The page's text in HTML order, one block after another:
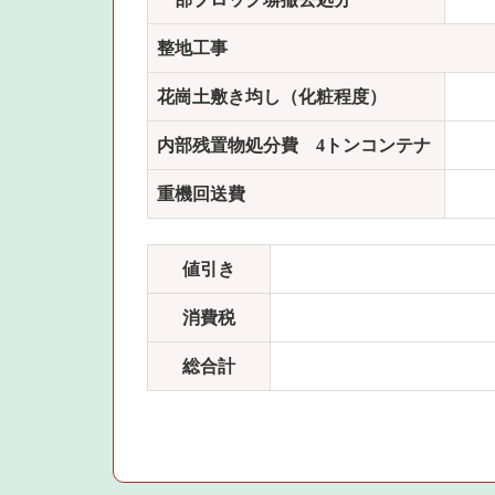
整地工事
花崗土敷き均し（化粧程度）
内部残置物処分費 4トンコンテナ
重機回送費
値引き
消費税
総合計